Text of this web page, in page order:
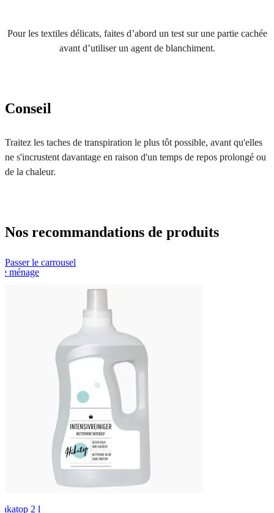
Pour les textiles délicats, faites d’abord un test sur une partie cachée
avant d’utiliser un agent de blanchiment.
Conseil
Traitez les taches de transpiration le plus tôt possible, avant qu'elles
ne s'incrustent davantage en raison d'un temps de repos prolongé ou
de la chaleur.
Nos recommandations de produits
Passer le carrousel
le ménage
2 l